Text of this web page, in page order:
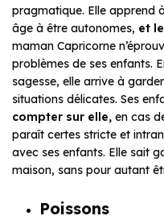
pragmatique. Elle apprend
âge à être autonomes, et
maman Capricorne
problèmes de ses enfants.
sagesse, elle arrive à
situations délicates. Ses
compter sur elle, en cas
paraît certes stricte et
avec ses enfants. Elle sait
maison, sans pour autant
Poissons